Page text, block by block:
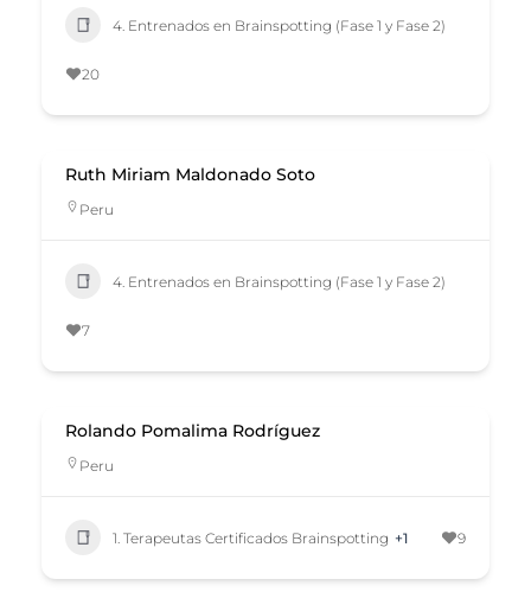
4. Entrenados en Brainspotting (Fase 1 y Fase 2)
20
Ruth Miriam Maldonado Soto
Peru
4. Entrenados en Brainspotting (Fase 1 y Fase 2)
7
Rolando Pomalima Rodríguez
Peru
1. Terapeutas Certificados Brainspotting +1 9